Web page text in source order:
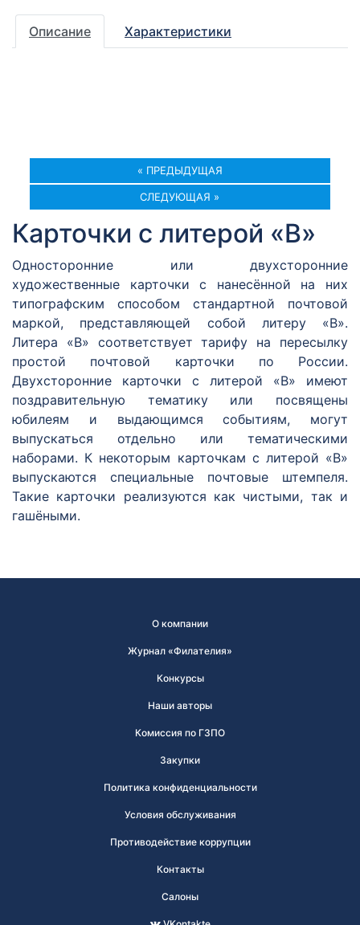
Описание Характеристики
« ПРЕДЫДУЩАЯ
СЛЕДУЮЩАЯ »
Карточки с литерой «В»
Односторонние или двухсторонние
художественные карточки с нанесённой на них
типографским способом стандартной почтовой
маркой, представляющей собой литеру «В».
Литера «В» соответствует тарифу на пересылку
простой почтовой карточки по России.
Двухсторонние карточки с литерой «В» имеют
поздравительную тематику или посвящены
юбилеям и выдающимся событиям, могут
выпускаться отдельно или тематическими
наборами. К некоторым карточкам с литерой «В»
выпускаются специальные почтовые штемпеля.
Такие карточки реализуются как чистыми, так и
гашёными.
О компании
Журнал «Филателия»
Конкурсы
Наши авторы
Комиссия по ГЗПО
Закупки
Политика конфиденциальности
Условия обслуживания
Противодействие коррупции
Контакты
Салоны